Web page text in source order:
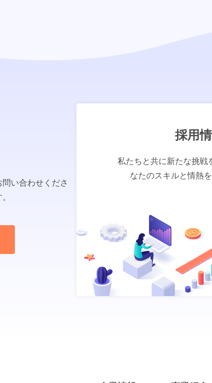
い合わせくださ
採用
私たちと共に新たな挑戦
なたのスキルと情熱